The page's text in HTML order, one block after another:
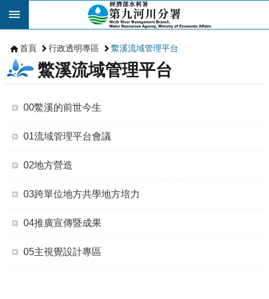
跳到主要內容區塊
首頁 行政透明專區 鱉溪流域管理平台
鱉溪流域管理平台
00鱉溪的前世今生
01流域管理平台會議
02地方營造
03跨單位地方共學地方培力
04推廣宣傳暨成果
05主視覺設計專區